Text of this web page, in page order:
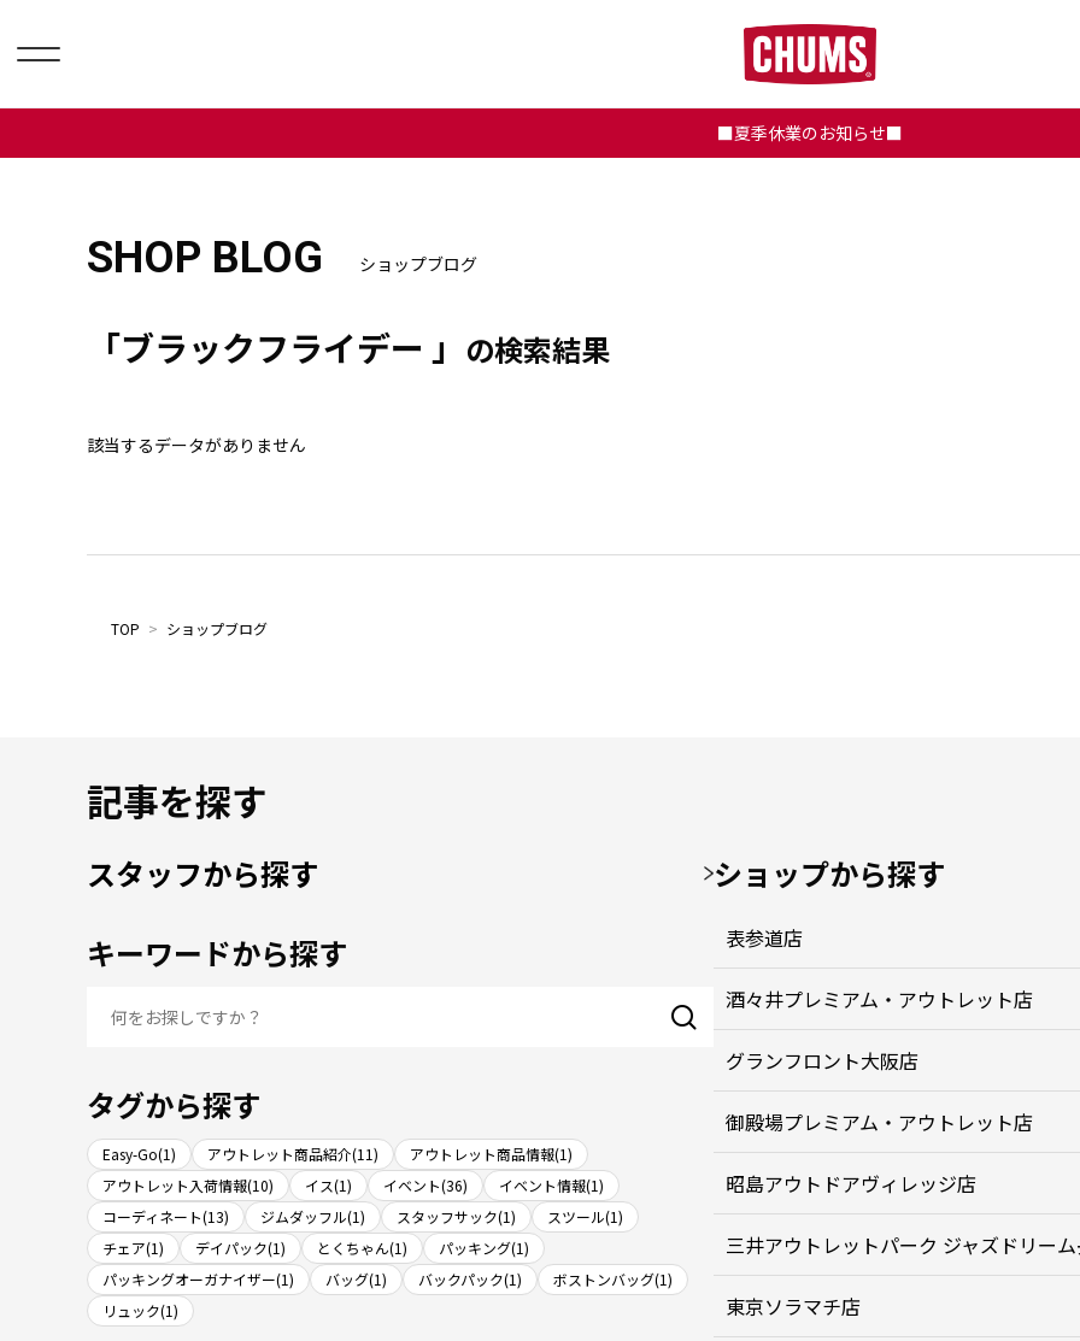
■夏季休業のお知らせ■
SHOP BLOG ショップブログ
「ブラックフライデー 」 の検索結果
該当するデータがありません
TOP > ショップブログ
記事を探す
スタッフから探す
キーワードから探す
タグから探す
Easy-Go(1) アウトレット商品紹介(11)
アウトレット商品情報(1)
アウトレット入荷情報(10)
イス(1) イベント(36)
イベント情報(1)
コーディネート(13)
ジムダッフル(1) スタッフサック(1)
スツール(1)
チェア(1)
デイパック(1) とくちゃん(1)
パッキング(1)
パッキングオーガナイザー(1)
バッグ(1) バックパック(1)
ボストンバッグ(1)
リュック(1)
ショップから探す
表参道店
酒々井プレミアム・アウトレット店
グランフロント大阪店
御殿場プレミアム・アウトレット店
昭島アウトドアヴィレッジ店
三井アウトレットパーク ジャズドリー
東京ソラマチ店